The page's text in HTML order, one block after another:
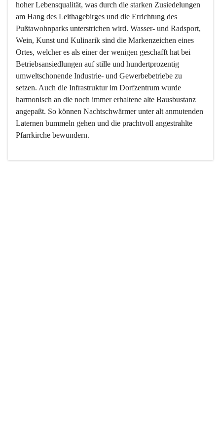
hoher Lebensqualität, was durch die starken Zusiedelungen
am Hang des Leithagebirges und die Errichtung des
Pußtawohnparks unterstrichen wird. Wasser- und Radsport,
Wein, Kunst und Kulinarik sind die Markenzeichen eines
Ortes, welcher es als einer der wenigen geschafft hat bei
Betriebsansiedlungen auf stille und hundertprozentig
umweltschonende Industrie- und Gewerbebetriebe zu
setzen. Auch die Infrastruktur im Dorfzentrum wurde
harmonisch an die noch immer erhaltene alte Bausbustanz
angepaßt. So können Nachtschwärmer unter alt anmutenden
Laternen bummeln gehen und die prachtvoll angestrahlte
Pfarrkirche bewundern.
Der Weinbau dominert heute nicht mehr, ist aber integrativer